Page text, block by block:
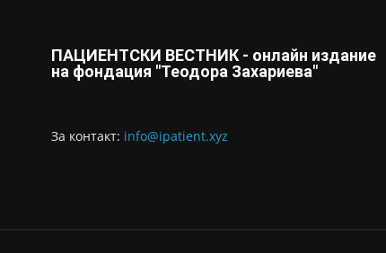
ПАЦИЕНТСКИ ВЕСТНИК - онлайн издание
на фондация "Теодора Захариева"
За контaкт: info@ipatient.xyz